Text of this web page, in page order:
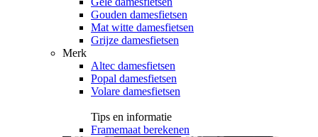
Gouden damesfietsen
Mat witte damesfietsen
Grijze damesfietsen
Merk
Altec damesfietsen
Popal damesfietsen
Volare damesfietsen
Tips en informatie
Framemaat berekenen